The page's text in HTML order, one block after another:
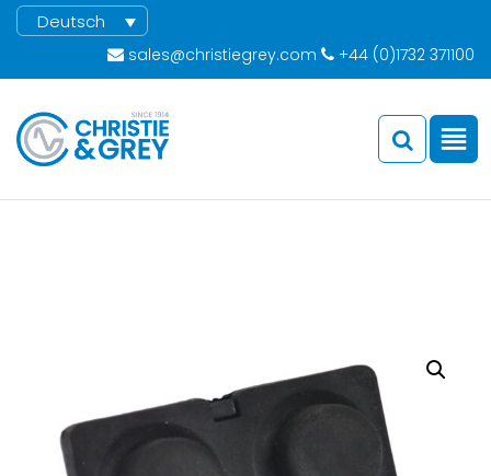
Deutsch
sales@christiegrey.com +44 (0)1732 371100